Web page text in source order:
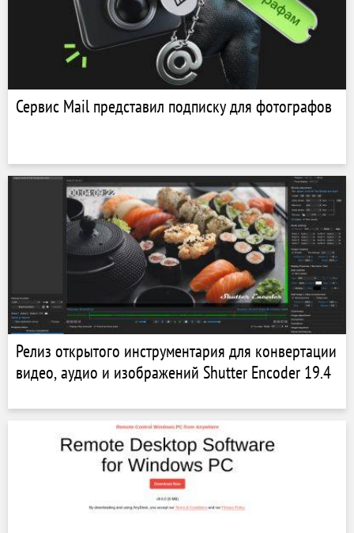
Сервис Mail представил подписку для фотографов
Релиз открытого инструментария для конвертации
видео, аудио и изображений Shutter Encoder 19.4